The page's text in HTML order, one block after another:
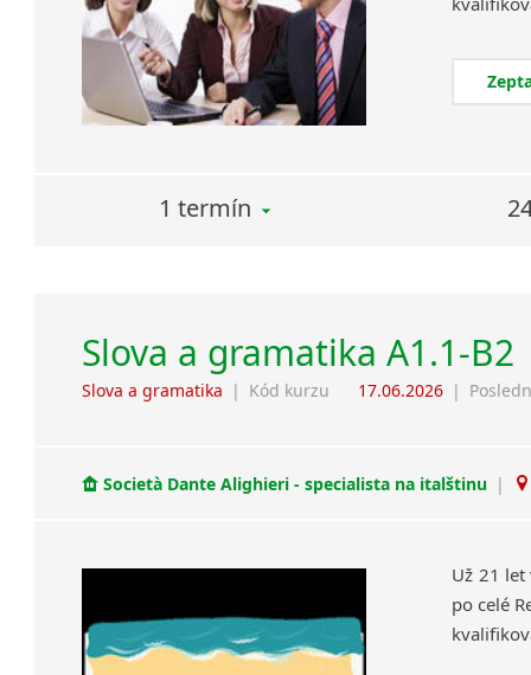
1 termín
Slova a gramatika A1.1-B2
Slova a gramatika | Kód kurzu 17.06.2026 |
Società Dante Alighieri - specialista na italštinu |
Už 21 let
po celé